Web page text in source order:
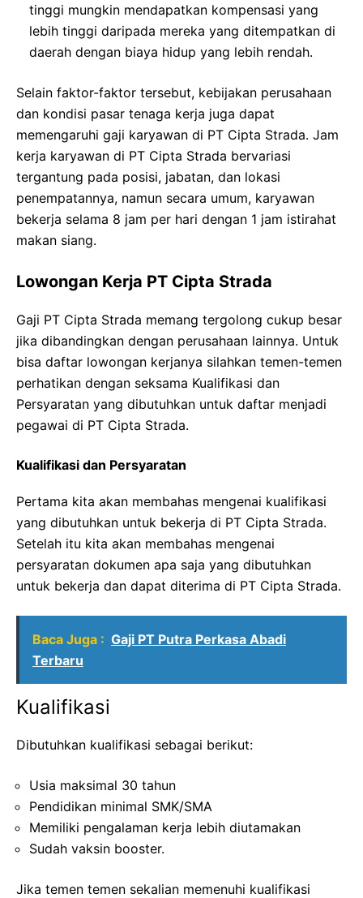
tinggi mungkin mendapatkan kompensasi yang
lebih tinggi daripada mereka yang ditempatkan di
daerah dengan biaya hidup yang lebih rendah.
Selain faktor-faktor tersebut, kebijakan perusahaan
dan kondisi pasar tenaga kerja juga dapat
memengaruhi gaji karyawan di PT Cipta Strada. Jam
kerja karyawan di PT Cipta Strada bervariasi
tergantung pada posisi, jabatan, dan lokasi
penempatannya, namun secara umum, karyawan
bekerja selama 8 jam per hari dengan 1 jam istirahat
makan siang.
Lowongan Kerja PT Cipta Strada
Gaji PT Cipta Strada memang tergolong cukup besar
jika dibandingkan dengan perusahaan lainnya. Untuk
bisa daftar lowongan kerjanya silahkan temen-temen
perhatikan dengan seksama Kualifikasi dan
Persyaratan yang dibutuhkan untuk daftar menjadi
pegawai di PT Cipta Strada.
Kualifikasi dan Persyaratan
Pertama kita akan membahas mengenai kualifikasi
yang dibutuhkan untuk bekerja di PT Cipta Strada.
Setelah itu kita akan membahas mengenai
persyaratan dokumen apa saja yang dibutuhkan
untuk bekerja dan dapat diterima di PT Cipta Strada.
Baca Juga : Gaji PT Putra Perkasa Abadi
Terbaru
Kualifikasi
Dibutuhkan kualifikasi sebagai berikut:
Usia maksimal 30 tahun
Pendidikan minimal SMK/SMA
Memiliki pengalaman kerja lebih diutamakan
Sudah vaksin booster.
Jika temen temen sekalian memenuhi kualifikasi